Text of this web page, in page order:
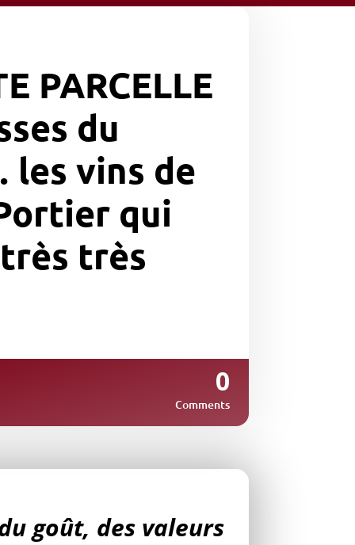
PARCELLE
du
les vins de
qui
très
0
Comments
goût, des valeurs